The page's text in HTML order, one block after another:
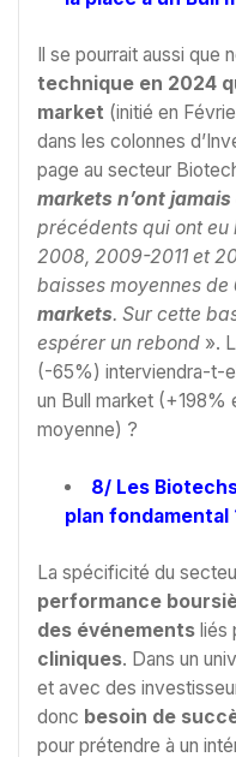
Il se pourrait aussi que
technique en 2024
market (initié en
dans les colonnes
page au secteur
markets n’ont
précédents qui ont
2008, 2009-2011 et
baisses moyennes de
markets. Sur cette
espérer un rebond ».
(-65%) interviendra-t-
un Bull market (+198%
moyenne) ?
8/ Les
plan fondamental
La spécificité du
performance
des événements liés
cliniques. Dans un
et avec des
donc besoin de
pour prétendre à un